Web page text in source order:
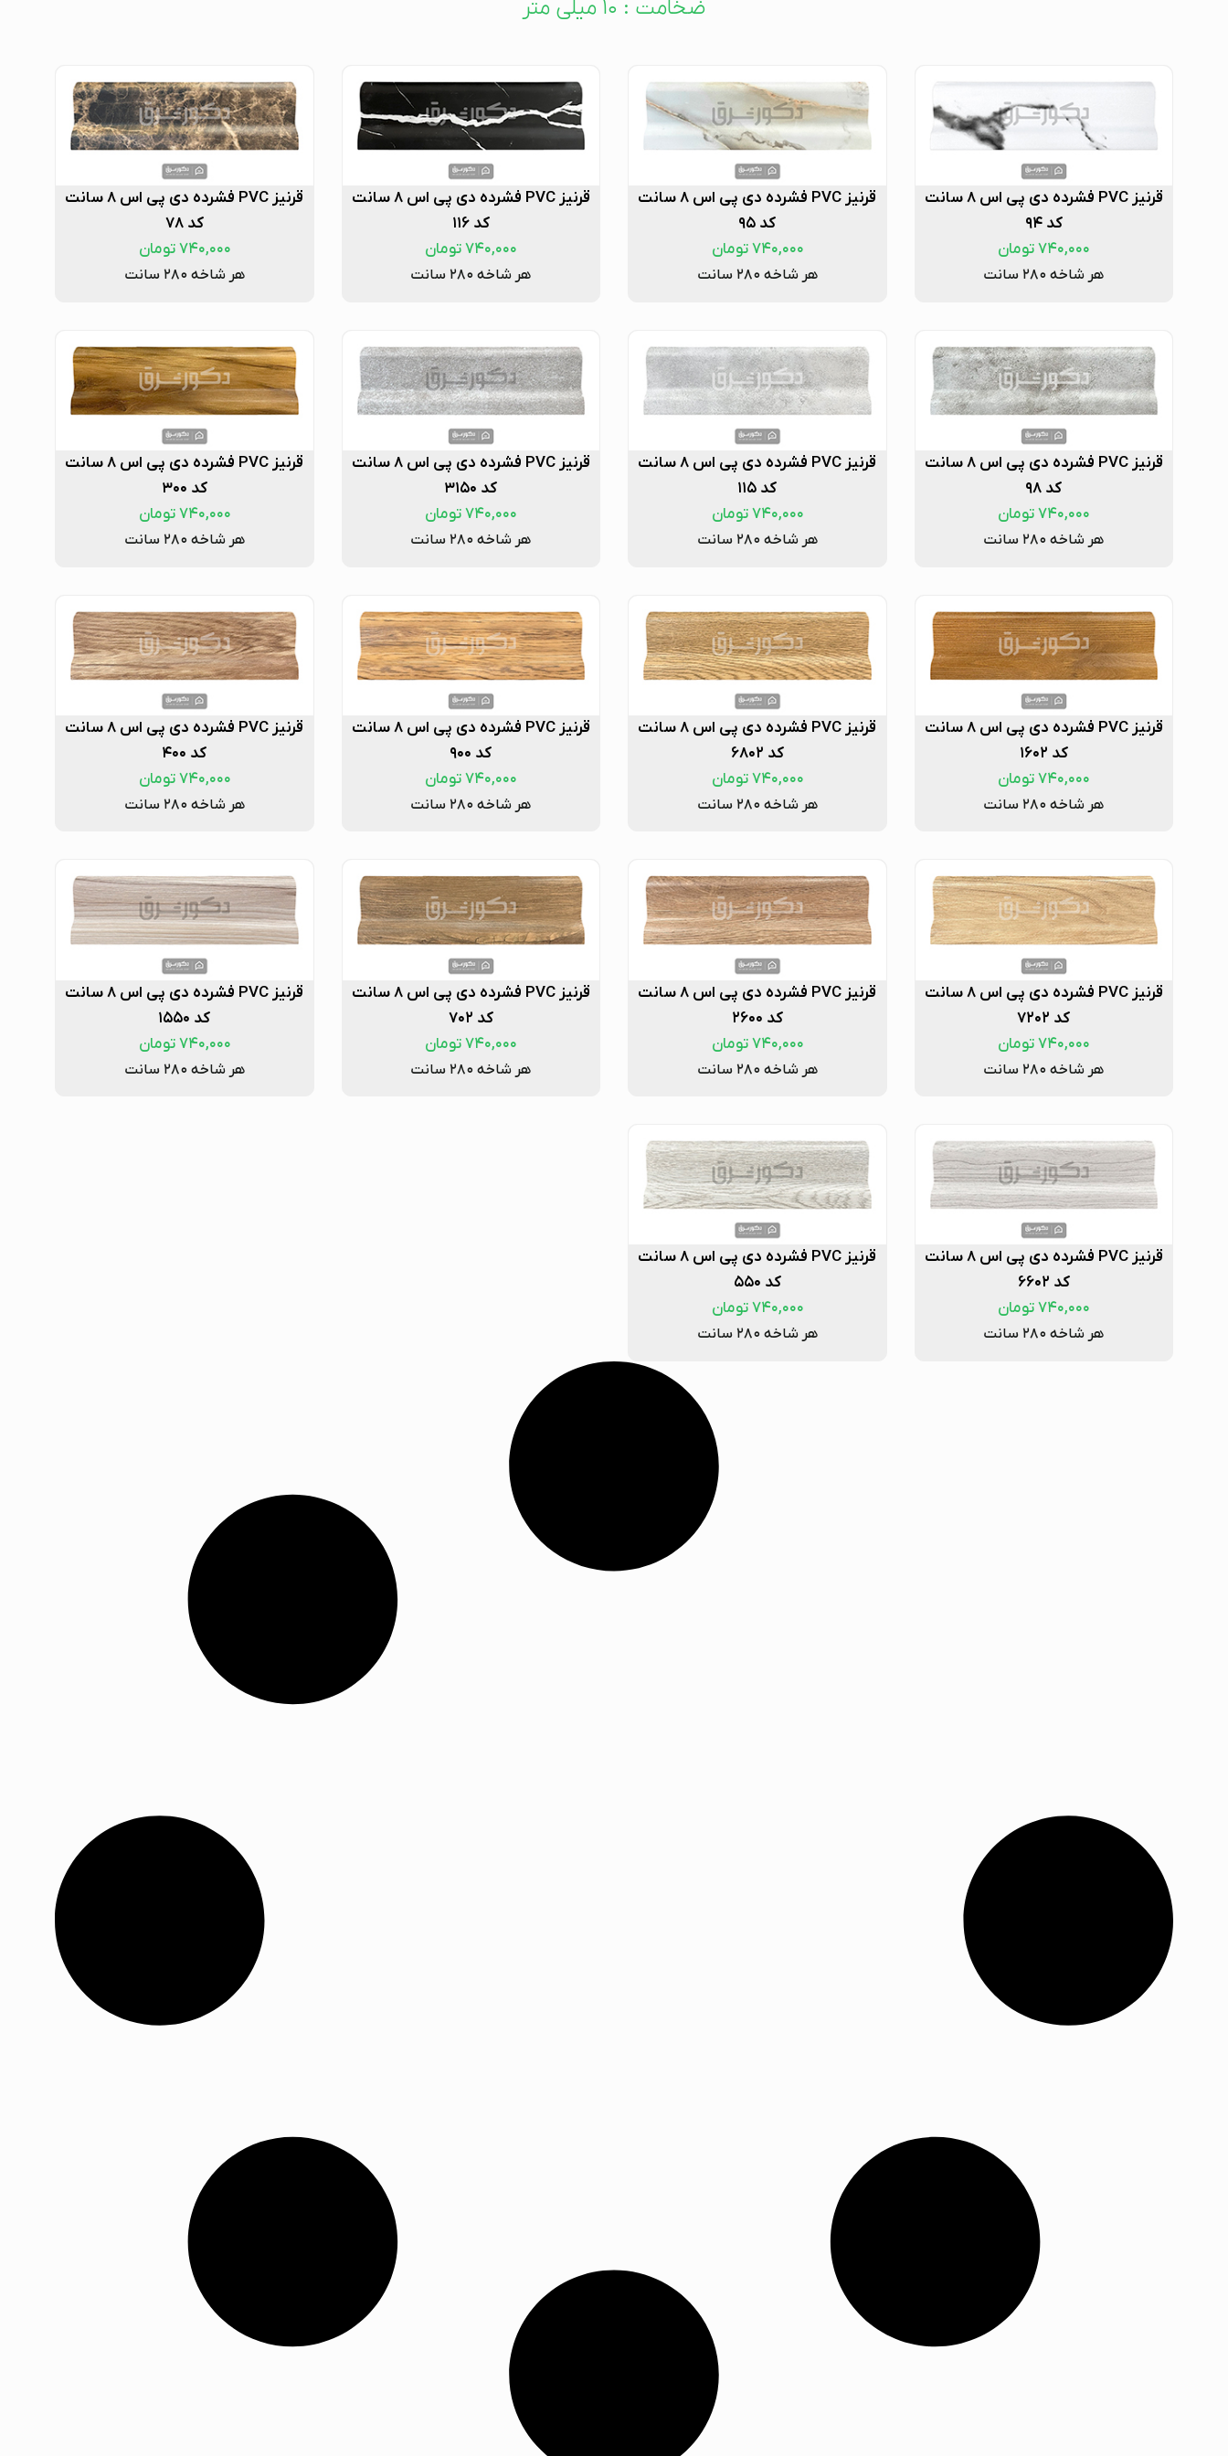
ضخامت : ۱۰ میلی متر
قرنیز PVC فشرده دی پی اس ۸ سانت
کد ۹۴
۷۴۰,۰۰۰تومان
هر شاخه ۲۸۰ سانت
قرنیز PVC فشرده دی پی اس ۸ سانت
کد ۹۵
۷۴۰,۰۰۰ تومان
هر شاخه ۲۸۰ سانت
قرنیز PVC فشرده دی پی اس ۸ سانت
کد ۱۱۶
۷۴۰,۰۰۰تومان
هر شاخه ۲۸۰ سانت
قرنیز PVC فشرده دی پی اس ۸ سانت
کد ۷۸
۷۴۰,۰۰۰ تومان
هر شاخه ۲۸۰ سانت
قرنیز PVC فشرده دی پی اس ۸ سانت
کد ۹۸
۷۴۰,۰۰۰تومان
هر شاخه ۲۸۰ سانت
قرنیز PVC فشرده دی پی اس ۸ سانت
کد ۱۱۵
۷۴۰,۰۰۰ تومان
هر شاخه ۲۸۰ سانت
قرنیز PVC فشرده دی پی اس ۸ سانت
کد ۳۱۵۰
۷۴۰,۰۰۰تومان
هر شاخه ۲۸۰ سانت
قرنیز PVC فشرده دی پی اس ۸ سانت
کد ۳۰۰
۷۴۰,۰۰۰ تومان
هر شاخه ۲۸۰ سانت
قرنیز PVC فشرده دی پی اس ۸ سانت
کد ۱۶۰۲
۷۴۰,۰۰۰تومان
هر شاخه ۲۸۰ سانت
قرنیز PVC فشرده دی پی اس ۸ سانت
کد ۶۸۰۲
۷۴۰,۰۰۰ تومان
هر شاخه ۲۸۰ سانت
قرنیز PVC فشرده دی پی اس ۸ سانت
کد ۹۰۰
۷۴۰,۰۰۰تومان
هر شاخه ۲۸۰ سانت
قرنیز PVC فشرده دی پی اس ۸ سانت
کد ۴۰۰
۷۴۰,۰۰۰ تومان
هر شاخه ۲۸۰ سانت
قرنیز PVC فشرده دی پی اس ۸ سانت
کد ۷۲۰۲
۷۴۰,۰۰۰تومان
هر شاخه ۲۸۰ سانت
قرنیز PVC فشرده دی پی اس ۸ سانت
کد ۲۶۰۰
۷۴۰,۰۰۰ تومان
هر شاخه ۲۸۰ سانت
قرنیز PVC فشرده دی پی اس ۸ سانت
کد ۷۰۲
۷۴۰,۰۰۰تومان
هر شاخه ۲۸۰ سانت
قرنیز PVC فشرده دی پی اس ۸ سانت
کد ۱۵۵۰
۷۴۰,۰۰۰ تومان
هر شاخه ۲۸۰ سانت
قرنیز PVC فشرده دی پی اس ۸ سانت
کد ۶۶۰۲
۷۴۰,۰۰۰تومان
هر شاخه ۲۸۰ سانت
قرنیز PVC فشرده دی پی اس ۸ سانت
کد ۵۵۰
۷۴۰,۰۰۰ تومان
هر شاخه ۲۸۰ سانت